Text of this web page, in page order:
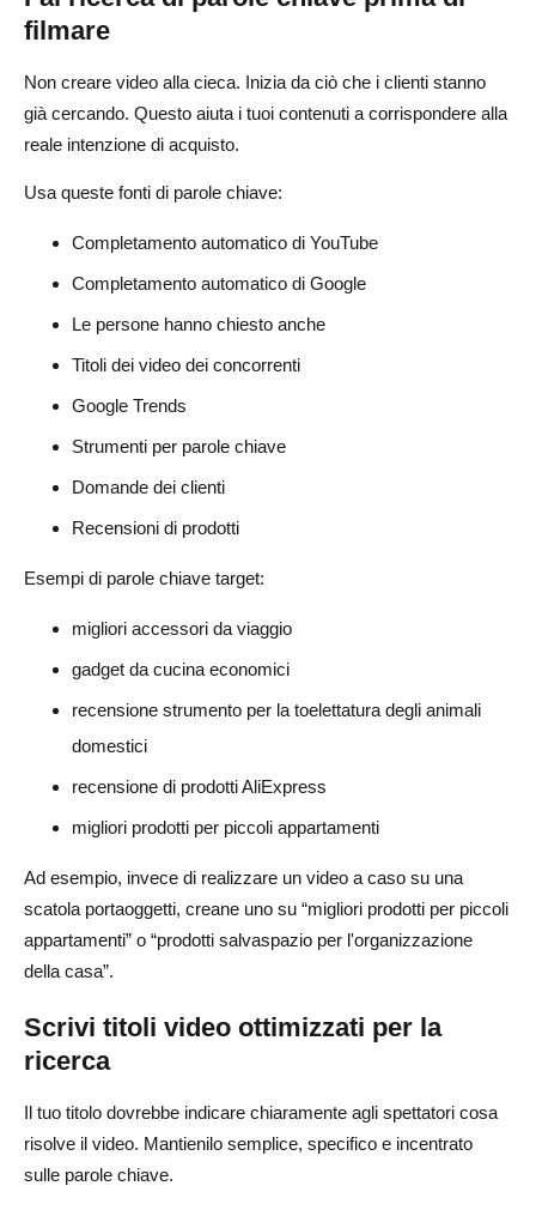
filmare
Non creare video alla cieca. Inizia da ciò che i clienti stanno
già cercando. Questo aiuta i tuoi contenuti a corrispondere alla
reale intenzione di acquisto.
Usa queste fonti di parole chiave:
Completamento automatico di YouTube
Completamento automatico di Google
Le persone hanno chiesto anche
Titoli dei video dei concorrenti
Google Trends
Strumenti per parole chiave
Domande dei clienti
Recensioni di prodotti
Esempi di parole chiave target:
migliori accessori da viaggio
gadget da cucina economici
recensione strumento per la toelettatura degli animali
domestici
recensione di prodotti AliExpress
migliori prodotti per piccoli appartamenti
Ad esempio, invece di realizzare un video a caso su una
scatola portaoggetti, creane uno su “migliori prodotti per piccoli
appartamenti” o “prodotti salvaspazio per l'organizzazione
della casa”.
Scrivi titoli video ottimizzati per la
ricerca
Il tuo titolo dovrebbe indicare chiaramente agli spettatori cosa
risolve il video. Mantienilo semplice, specifico e incentrato
sulle parole chiave.